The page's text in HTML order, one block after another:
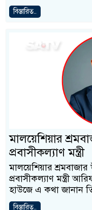
বিস্তারিত..
মালয়েশিয়ার
প্রবাসীকল্যাণ মন্ত্রী
মালয়েশিয়ার
প্রবাসীকল্যাণ মন্ত্রী
হাউজে এ কথা জানান
বিস্তারিত..